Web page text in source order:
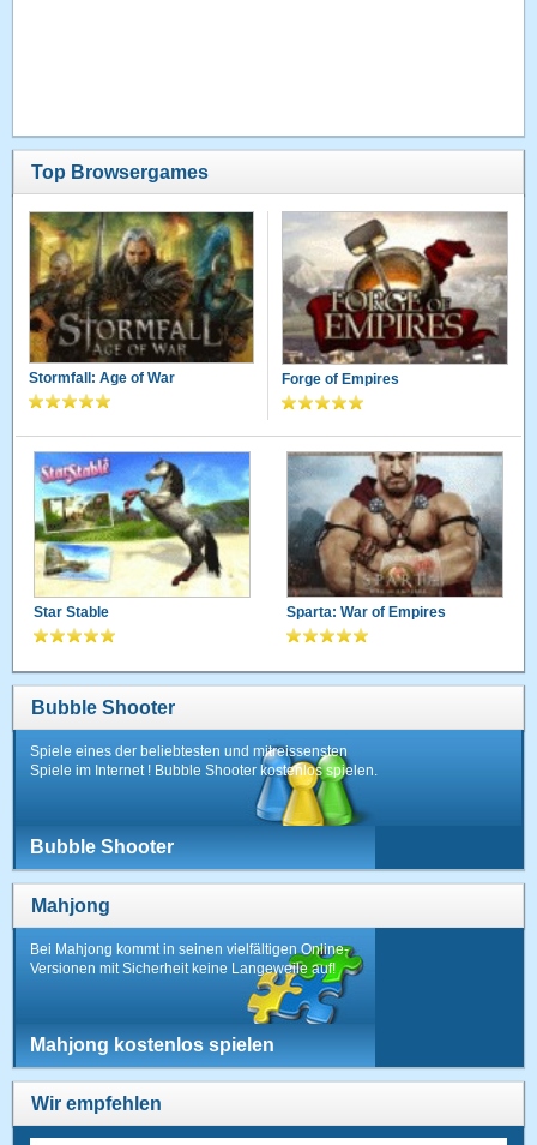
Top Browsergames
Stormfall: Age of War Forge of Empires
Star Stable Sparta: War of Empires
Bubble Shooter
Spiele eines der beliebtesten und mitreissensten
Spiele im Internet ! Bubble Shooter kostenlos spielen.
Bubble Shooter
Mahjong
Bei Mahjong kommt in seinen vielfältigen Online-
Versionen mit Sicherheit keine Langeweile auf!
Mahjong kostenlos spielen
Wir empfehlen